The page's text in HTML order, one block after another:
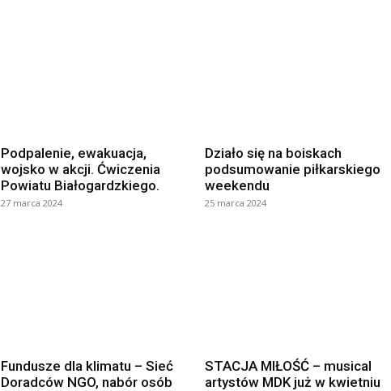
Podpalenie, ewakuacja,
wojsko w akcji. Ćwiczenia
Powiatu Białogardzkiego.
27 marca 2024
Działo się na boiskach
podsumowanie piłkarskiego
weekendu
25 marca 2024
Fundusze dla klimatu – Sieć
Doradców NGO, nabór osób
STACJA MIŁOŚĆ – musical
artystów MDK już w kwietniu